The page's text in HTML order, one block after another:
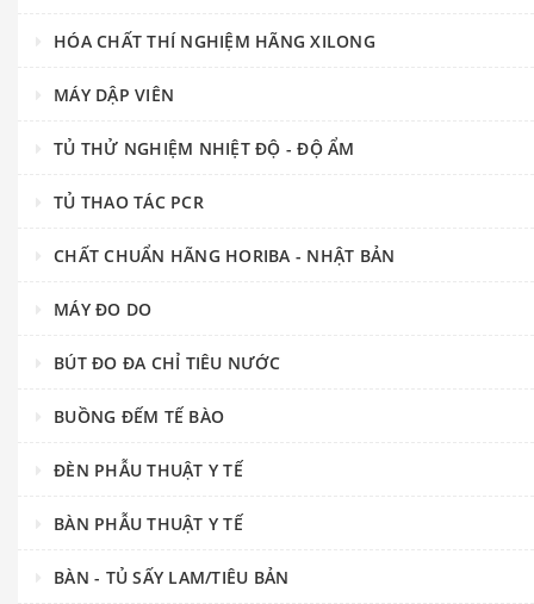
HÓA CHẤT THÍ NGHIỆM HÃNG XILONG
MÁY DẬP VIÊN
TỦ THỬ NGHIỆM NHIỆT ĐỘ - ĐỘ ẨM
TỦ THAO TÁC PCR
CHẤT CHUẨN HÃNG HORIBA - NHẬT BẢN
MÁY ĐO DO
BÚT ĐO ĐA CHỈ TIÊU NƯỚC
BUỒNG ĐẾM TẾ BÀO
ĐÈN PHẪU THUẬT Y TẾ
BÀN PHẪU THUẬT Y TẾ
BÀN - TỦ SẤY LAM/TIÊU BẢN